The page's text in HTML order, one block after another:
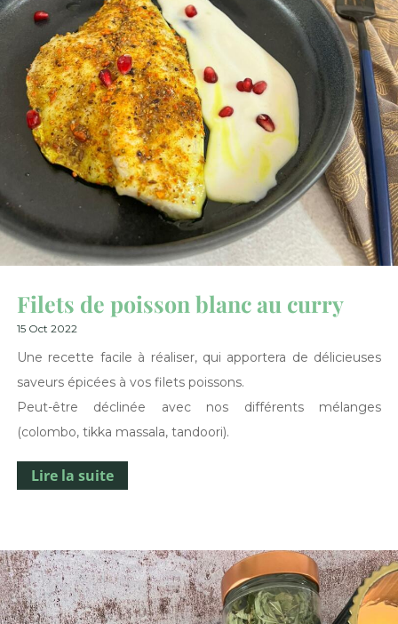
Filets de poisson blanc au curry
15 Oct 2022
Une recette facile à réaliser, qui apportera de délicieuses
saveurs épicées à vos filets poissons.
Peut-être déclinée avec nos différents mélanges
(colombo, tikka massala, tandoori).
Lire la suite